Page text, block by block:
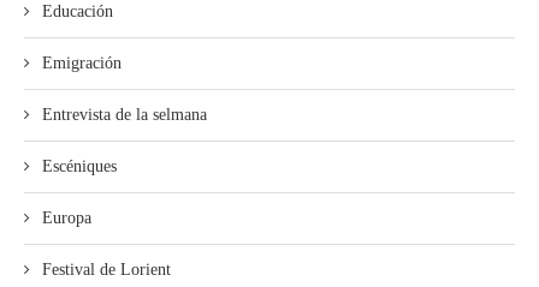
Educación
Emigración
Entrevista de la selmana
Escéniques
Europa
Festival de Lorient